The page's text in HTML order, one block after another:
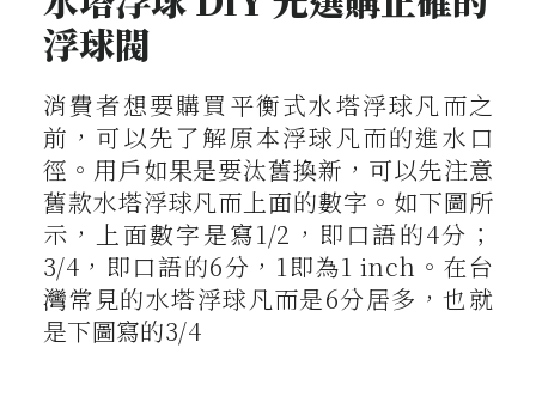
浮球閥
消費者想要購買平衡式水塔浮球凡而之
前，可以先了解原本浮球凡而的進水口
徑。用戶如果是要汰舊換新，可以先注意
舊款水塔浮球凡而上面的數字。如下圖所
示，上面數字是寫1/2，即口語的4分；
3/4，即口語的6分，1即為1 inch。在台
灣常見的水塔浮球凡而是6分居多，也就
是下圖寫的3/4